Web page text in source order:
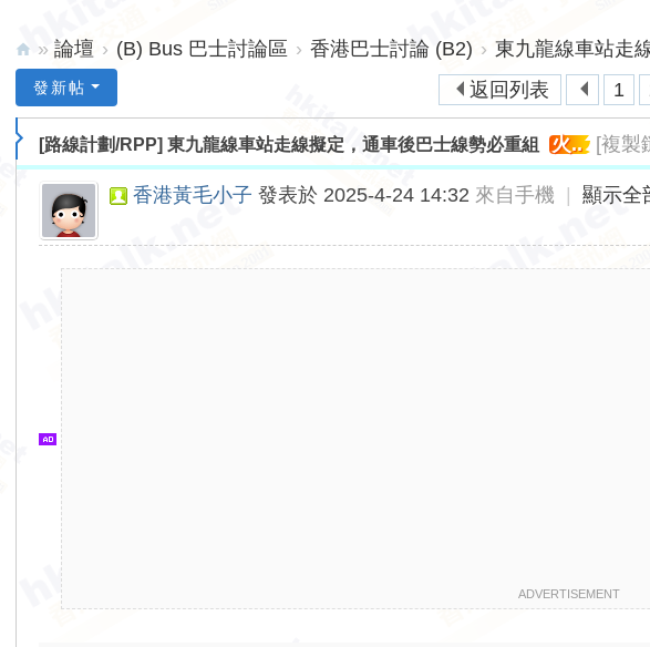
lk.
» 論壇 › (B) Bus 巴士討論區 › 香港巴士討論 (B2) › 東九龍線車站走
1
返回列表
發新帖
[路線計劃/RPP]東九龍線車站走線擬定，通車後巴士線勢必重組 火.. [複製
香港黃毛小子 發表於 2025-4-24 14:32 來自手機 顯示全
ADVERTISEMENT